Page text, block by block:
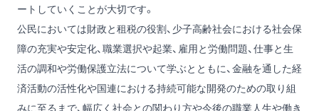
ートしていくことが大切です。
公民においては財政と租税の役割、少子高齢社会における社会保
障の充実や安定化、職業選択や起業、雇用と労働問題、仕事と生
活の調和や労働保護立法について学ぶとともに、金融を通した経
済活動の活性化や国連における持続可能な開発のための取り組
みに至るまで、幅広く社会との関わり方や今後の職業人生や働き